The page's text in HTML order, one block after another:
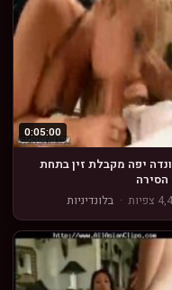
0:05:00
יפה מקבלת זין בתחת
הסירה
· בלונדיניות